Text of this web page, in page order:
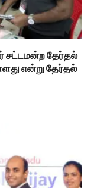
சட்டமன்ற தேர்தல்
என்று தேர்தல்